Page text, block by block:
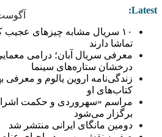
آگوست 10, Latest:
۱۰ سریال مشابه چیزهای
تماشا دارند
معرفی سریال آبان؛ درامی
درخشان ستاره‌های سینما
زندگی‌نامه اروین یالوم و معرفی
کتاب‌های او
مراسم «سهروردی و حکمت
برگزار می‌شود
دومین مانگای ایرانی منتشر شد